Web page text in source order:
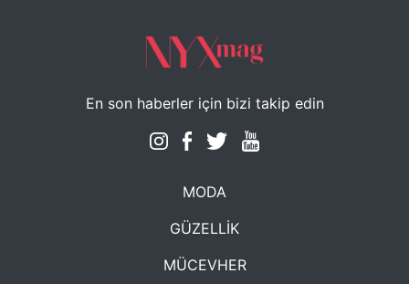
En son haberler için bizi takip edin
MODA
GÜZELLİK
MÜCEVHER